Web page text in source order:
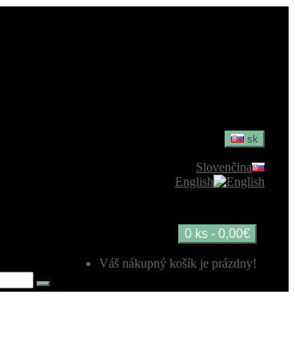
sk
Slovenčina
English
0 ks - 0,00€
Váš nákupný košík je prázdny!